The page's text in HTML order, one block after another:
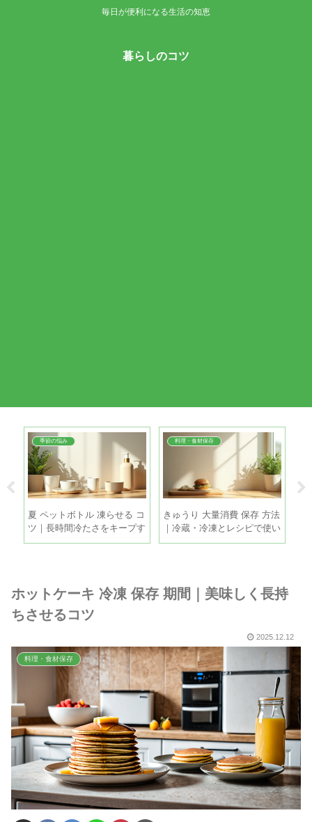
毎日が便利になる生活の知恵
暮らしのコツ
季節の悩み
夏 ペットボトル 凍らせる コ
ツ｜長時間冷たさをキープす
る5つの方法
料理・食材保存
きゅうり 大量消費 保存 方法
｜冷蔵・冷凍とレシピで使い
きるコツ
ホットケーキ 冷凍 保存 期間｜美味しく長持
ちさせるコツ
2025.12.12
料理・食材保存